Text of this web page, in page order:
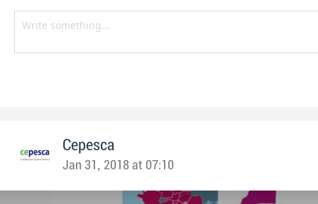
Cepesca
Jan 31, 2018 at 07:10